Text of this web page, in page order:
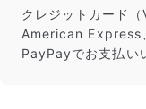
クレジットカード
American Express
PayPayでお支払い